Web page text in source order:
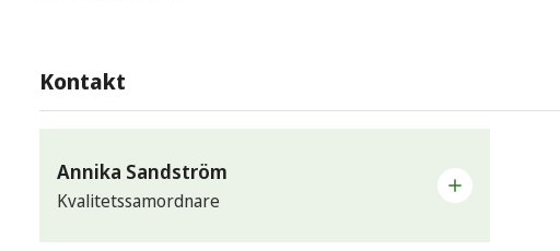
Kontakt
Annika Sandström
Kvalitetssamordnare